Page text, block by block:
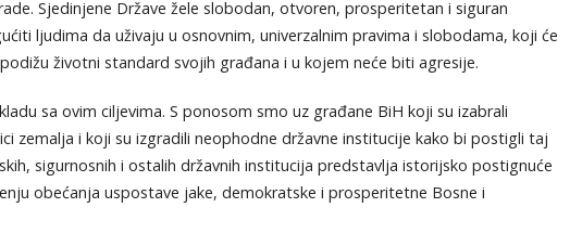
Sjedinjene Države žele slobodan, otvoren, prosperitetan i siguran
ljudima da uživaju u osnovnim, univerzalnim pravima i slobodama, koji će
životni standard svojih građana i u kojem neće biti agresije.
sa ovim ciljevima. S ponosom smo uz građane BiH koji su izabrali
zemalja i koji su izgradili neophodne državne institucije kako bi postigli taj
sigurnosnih i ostalih državnih institucija predstavlja istorijsko postignuće
obećanja uspostave jake, demokratske i prosperitetne Bosne i